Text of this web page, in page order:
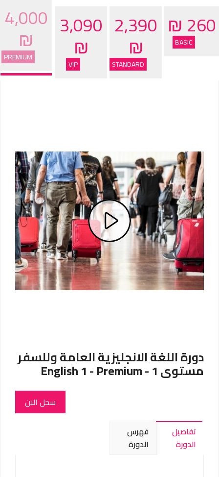
260 ₪
BASIC
2,390
₪
STANDARD
3,090
₪
VIP
4,000
₪
PREMIUM
P
l
a
y
d
دورة اللغة الانجليزية العامة وللسفر
مستوى 1 - English 1 - Premium
سجل الان
تفاصيل
الدورة
فهرس
الدورة